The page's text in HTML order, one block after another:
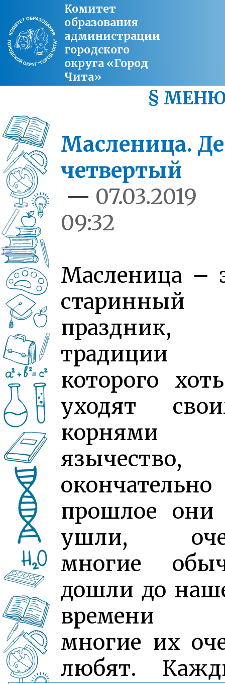
Комитет
образования
администрации
городского
округа «Город
Чита»
§
Масленица.
четвертый
— 07.03.2019
09:32
Масленица –
старинный
праздник,
традиции
которого
уходят
язычество,
прошлое они
ушли,
многие
дошли до
многие их
любят.